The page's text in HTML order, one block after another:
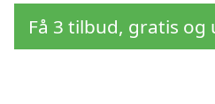
Få 3 tilbud, gratis